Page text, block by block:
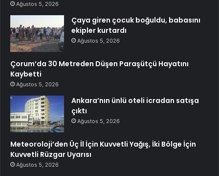
Ağustos 5, 2026
Çaya giren çocuk boğuldu, babasını
ekipler kurtardı
Ağustos 5, 2026
Çorum’da 30 Metreden Düşen Paraşütçü Hayatını
Kaybetti
Ağustos 5, 2026
Ankara’nın ünlü oteli icradan satışa
çıktı
Ağustos 5, 2026
Meteoroloji’den Üç İl İçin Kuvvetli Yağış, İki Bölge İçin
Kuvvetli Rüzgar Uyarısı
Ağustos 5, 2026